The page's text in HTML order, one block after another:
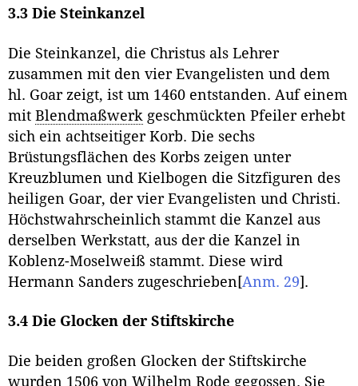
3.3 Die Steinkanzel
Die Steinkanzel, die Christus als Lehrer
zusammen mit den vier Evangelisten und dem
hl. Goar zeigt, ist um 1460 entstanden. Auf einem
mit Blendmaßwerk geschmückten Pfeiler erhebt
sich ein achtseitiger Korb. Die sechs
Brüstungsflächen des Korbs zeigen unter
Kreuzblumen und Kielbogen die Sitzfiguren des
heiligen Goar, der vier Evangelisten und Christi.
Höchstwahrscheinlich stammt die Kanzel aus
derselben Werkstatt, aus der die Kanzel in
Koblenz-Moselweiß stammt. Diese wird
Hermann Sanders zugeschrieben [Anm. 29] .
3.4 Die Glocken der Stiftskirche
Die beiden großen Glocken der Stiftskirche
wurden 1506 von Wilhelm Rode gegossen. Sie